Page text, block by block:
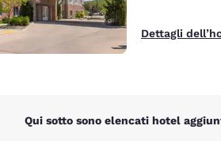
English
Ireland
Dettagli
Qui sotto sono elencati hotel